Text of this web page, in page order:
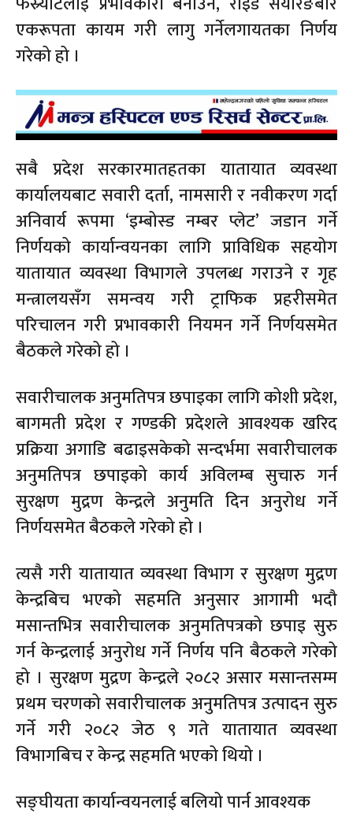
एकरूपता कायम गरी लागु गर्नेलगायतका निर्णय
गरेको हो ।
सबै प्रदेश सरकारमातहतका यातायात व्यवस्था
कार्यालयबाट सवारी दर्ता, नामसारी र नवीकरण गर्दा
अनिवार्य रूपमा ‘इम्बोस्ड नम्बर प्लेट’ जडान गर्ने
निर्णयको कार्यान्वयनका लागि प्राविधिक सहयोग
यातायात व्यवस्था विभागले उपलब्ध गराउने र गृह
मन्त्रालयसँग समन्वय गरी ट्राफिक प्रहरीसमेत
परिचालन गरी प्रभावकारी नियमन गर्ने निर्णयसमेत
बैठकले गरेको हो ।
सवारीचालक अनुमतिपत्र छपाइका लागि कोशी प्रदेश,
बागमती प्रदेश र गण्डकी प्रदेशले आवश्यक खरिद
प्रक्रिया अगाडि बढाइसकेको सन्दर्भमा सवारीचालक
अनुमतिपत्र छपाइको कार्य अविलम्ब सुचारु गर्न
सुरक्षण मुद्रण केन्द्रले अनुमति दिन अनुरोध गर्ने
निर्णयसमेत बैठकले गरेको हो ।
त्यसै गरी यातायात व्यवस्था विभाग र सुरक्षण मुद्रण
केन्द्रबिच भएको सहमति अनुसार आगामी भदौ
मसान्तभित्र सवारीचालक अनुमतिपत्रको छपाइ सुरु
गर्न केन्द्रलाई अनुरोध गर्ने निर्णय पनि बैठकले गरेको
हो । सुरक्षण मुद्रण केन्द्रले २०८२ असार मसान्तसम्म
प्रथम चरणको सवारीचालक अनुमतिपत्र उत्पादन सुरु
गर्ने गरी २०८२ जेठ ९ गते यातायात व्यवस्था
विभागबिच र केन्द्र सहमति भएको थियो ।
सङ्घीयता कार्यान्वयनलाई बलियो पार्न आवश्यक